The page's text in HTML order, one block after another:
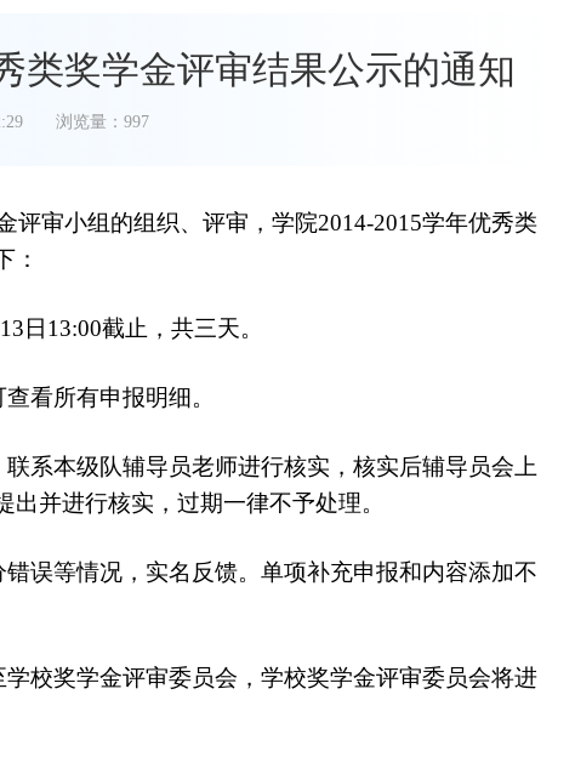
类奖学金评审结果公示的通知
浏览量： 997
审小组的组织、评审，学院2014-2015学年优秀类
：
13:00截止，共三天。
看所有申报明细。
本级队辅导员老师进行核实，核实后辅导员会上
并进行核实，过期一律不予处理。
等情况，实名反馈。单项补充申报和内容添加不
奖学金评审委员会，学校奖学金评审委员会将进